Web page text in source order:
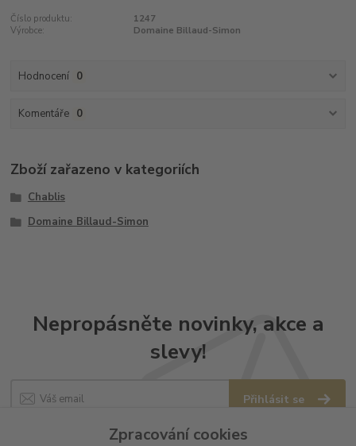
Číslo produktu:
1247
Výrobce:
Domaine Billaud-Simon
Hodnocení 0
Komentáře 0
Zboží zařazeno v kategoriích
Chablis
Domaine Billaud-Simon
Nepropásněte novinky, akce a
slevy!
Přihlásit se
zpracováním osobních údajů za účelem rozesílky newsletteru.
Zpracování cookies